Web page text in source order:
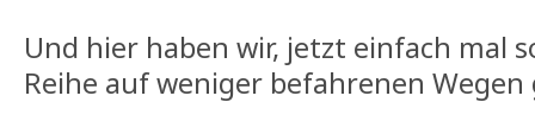
Und hier haben wir, jetzt einfach mal
Reihe auf weniger befahrenen Wegen